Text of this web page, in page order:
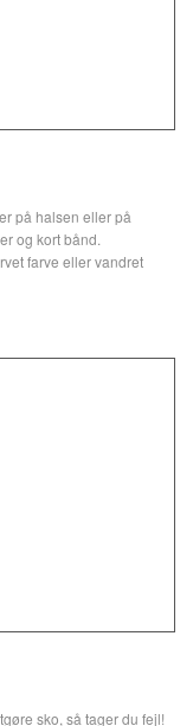
på halsen eller på
og kort bånd.
farve eller vandret
på båndene. I dag
sko, så tager du fejl!